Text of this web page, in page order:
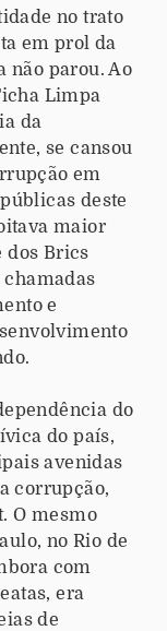
no trato
em prol da
não parou. Ao
Limpa
da
se cansou
em
deste
maior
dos Brics
chamadas
e
do
do país,
avenidas
corrupção,
O mesmo
no Rio de
com
era
de